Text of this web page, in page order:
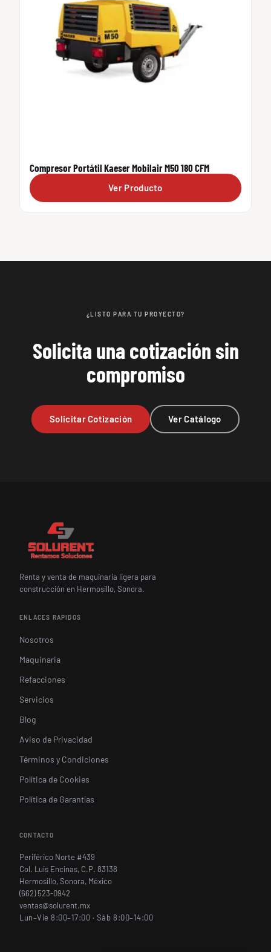
Compresor Portátil Kaeser Mobilair M50 180 CFM
Ver Producto
¿LISTO PARA TU PROYECTO?
Solicita una cotización sin
compromiso
Solicitar Cotización Ver Catálogo
Renta y venta de maquinaria ligera para
construcción en Hermosillo, Sonora.
ENLACES RÁPIDOS
Nosotros
Maquinaria
Refacciones
Servicios
Blog
Aviso de Privacidad
Términos y Condiciones
Política de Cookies
Política de Garantías
CONTACTO
Periférico Norte #439
Col. Luis Encinas, C.P. 83138
Hermosillo, Sonora, México
(662) 523-0942
ventas@solurent.mx
Lun–Vie 8:00–17:00 · Sáb 8:00–14:00